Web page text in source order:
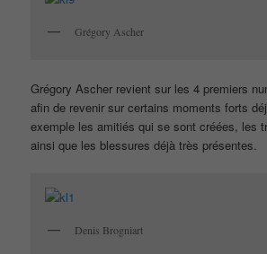
Grégory Ascher
Grégory Ascher revient sur les 4 premiers
afin de revenir sur certains moments forts
exemple les amitiés qui se sont créées, les
ainsi que les blessures déjà très présentes.
Denis Brogniart